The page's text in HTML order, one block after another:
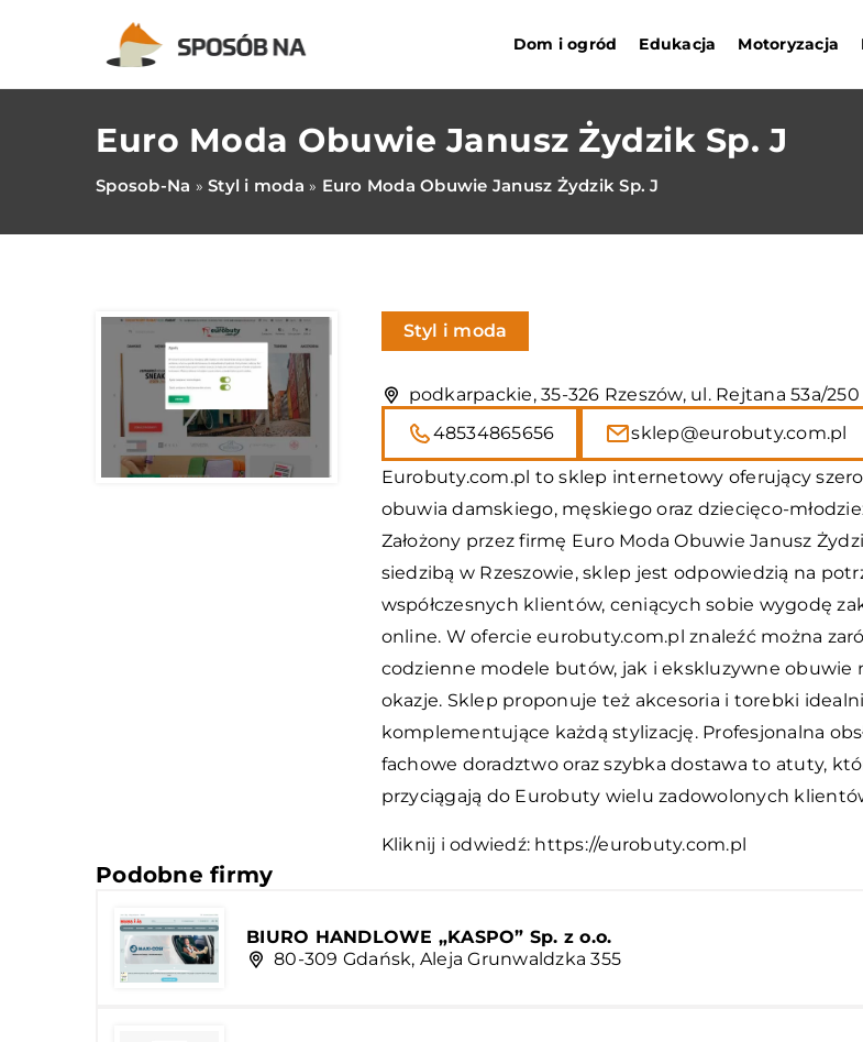
Dom i ogród Edukacja Motoryzacja
Euro Moda Obuwie Janusz Żydzik Sp. J
Sposob-Na » Styl i moda » Euro Moda Obuwie Janusz Żydzik Sp. J
Styl i moda
podkarpackie, 35-326 Rzeszów, ul. Rejtana 53a/250
48534865656
sklep@eurobuty.com.pl
Eurobuty.com.pl to sklep internetowy oferujący
obuwia damskiego, męskiego oraz dziecięco-
Założony przez firmę Euro Moda Obuwie Janusz
siedzibą w Rzeszowie, sklep jest odpowiedzią na
współczesnych klientów, ceniących sobie wygodę
online. W ofercie eurobuty.com.pl znaleźć można
codzienne modele butów, jak i ekskluzywne obuwie
okazje. Sklep proponuje też akcesoria i torebki
komplementujące każdą stylizację. Profesjonalna
fachowe doradztwo oraz szybka dostawa to atuty,
przyciągają do Eurobuty wielu zadowolonych
Kliknij i odwiedź: https://eurobuty.com.pl
Podobne firmy
BIURO HANDLOWE „KASPO” Sp. z o.o.
80-309 Gdańsk, Aleja Grunwaldzka 355